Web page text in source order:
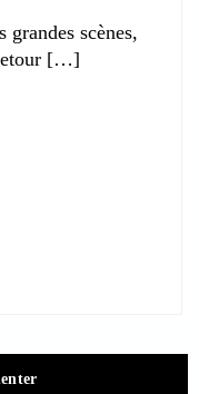
grandes scènes,